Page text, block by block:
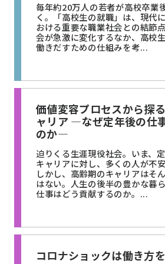
毎年約20万人の若者が高校卒業
く。「高校生の就職」は、現代
おける重要な職業社会との結節
会が急激に変化するなか、高校
働きだすための仕組みを考...
価値変容プロセスから探
ャリア ―なぜ定年後の仕
のか―
迫りくる生涯現役社会。いま、
キャリアに対し、多くの人が不
しかし、高齢期のキャリアはそ
はない。人生の後半の豊かな暮
仕事はどう貢献するのか。...
コロナショックは働き方